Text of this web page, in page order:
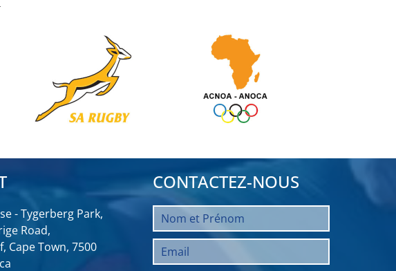
- Tygerberg Park,
Road,
Cape Town, 7500
CONTACTEZ-NOUS